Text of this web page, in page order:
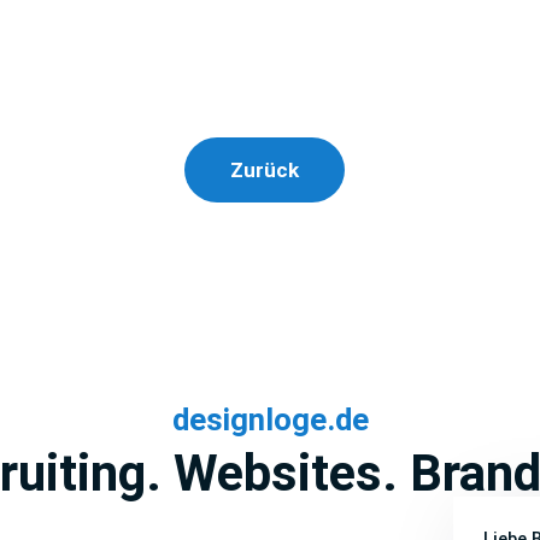
Zurück
designloge.de
Websites.